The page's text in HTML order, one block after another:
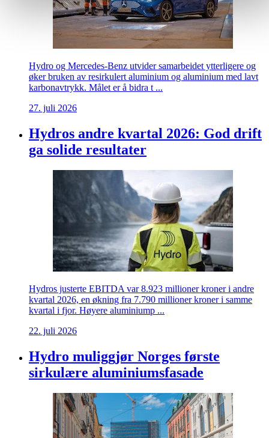
Hydro og Mercedes-Benz utvider samarbeidet ytterligere og
øker bruken av resirkulert aluminium og aluminium med lavt
karbonavtrykk. Målet er å bidra t ...
27. juli 2026
Hydros andre kvartal 2026: God drift
ga solide resultater
Hydros justerte EBITDA var 8.923 millioner kroner i andre
kvartal 2026, en økning fra 7.790 millioner kroner i samme
kvartal i fjor. Høyere aluminiump ...
22. juli 2026
Hydro muliggjør Norges første
sirkulære aluminiumsfasade